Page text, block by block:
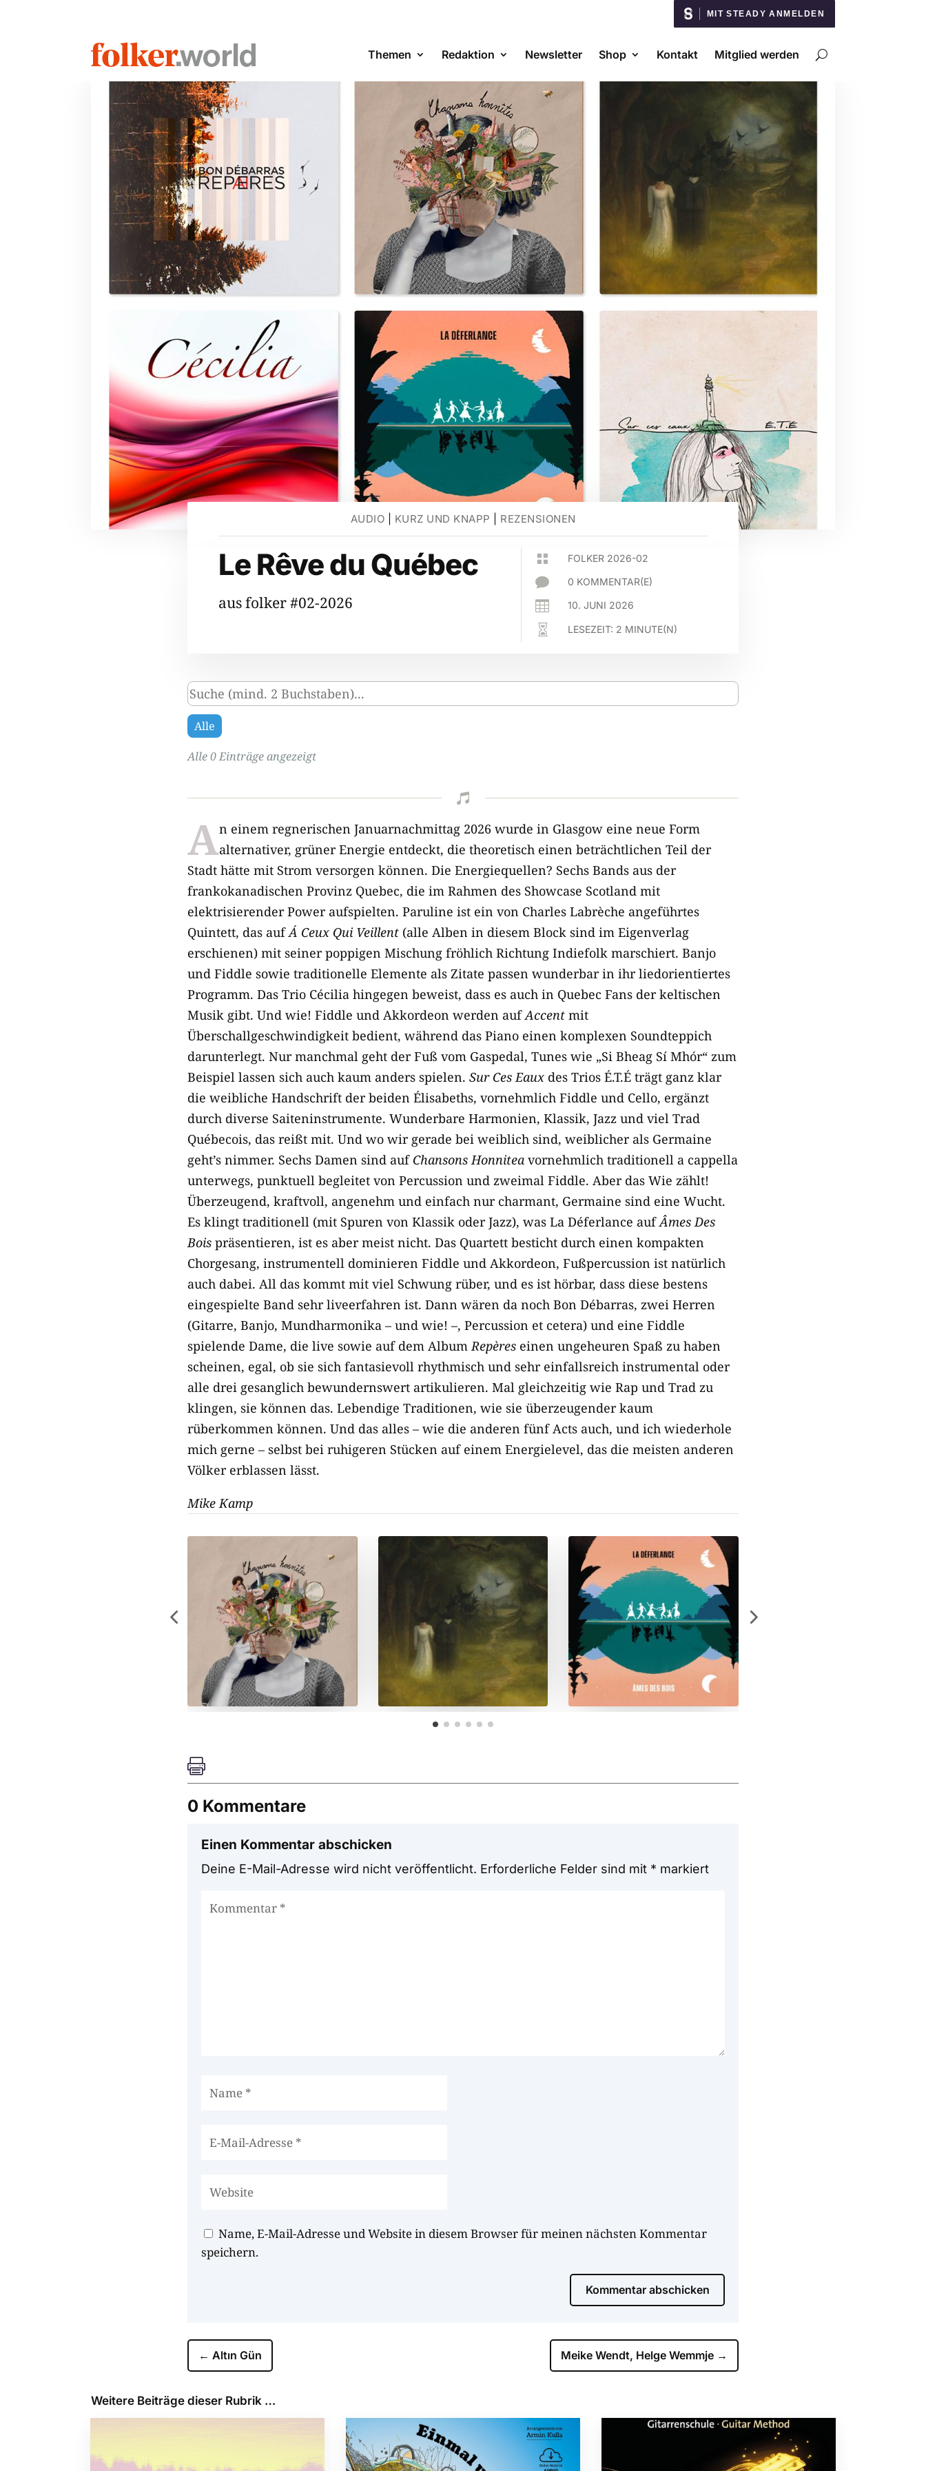
MIT STEADY ANMELDEN
Themen Redaktion Newsletter Shop Kontakt Mitglied werden
AUDIO KURZ UND KNAPP REZENSIONEN
Le Rêve du Québec
aus folker #02-2026
 FOLKER 2026-02
 0 KOMMENTAR(E)
 10. JUNI 2026
 LESEZEIT: 2 MINUTE(N)
Alle
Alle 0 Einträge angezeigt

An einem regnerischen Januarnachmittag 2026 wurde in Glasgow eine neue Form
alternativer, grüner Energie entdeckt, die theoretisch einen beträchtlichen Teil der
Stadt hätte mit Strom versorgen können. Die Energiequellen? Sechs Bands aus der
frankokanadischen Provinz Quebec, die im Rahmen des Showcase Scotland mit
elektrisierender Power aufspielten. Paruline ist ein von Charles Labrèche angeführtes
Quintett, das aufÁ Ceux Qui Veillent (alle Alben in diesem Block sind im Eigenverlag
erschienen) mit seiner poppigen Mischung fröhlich Richtung Indiefolk marschiert. Banjo
und Fiddle sowie traditionelle Elemente als Zitate passen wunderbar in ihr liedorientiertes
Programm. Das Trio ­Cécilia hingegen beweist, dass es auch in Quebec Fans der keltischen
Musik gibt. Und wie! Fiddle und Akkordeon werden aufAccent mit
Überschallgeschwindigkeit bedient, während das Piano einen komplexen Soundteppich
darunterlegt. Nur manchmal geht der Fuß vom Gaspedal, Tunes wie „Si Bheag Sí Mhór“ zum
Beispiel lassen sich auch kaum anders spielen. Sur Ces Eaux des Trios É.T.É trägt ganz klar
die weibliche Handschrift der beiden Élisabeths, vornehmlich Fiddle und Cello, ergänzt
durch diverse Saiteninstrumente. Wunderbare Harmonien, Klassik, Jazz und viel Trad
Québecois, das reißt mit. Und wo wir gerade bei weiblich sind, weiblicher als Germaine
geht’s nimmer. Sechs Damen sind auf Chansons Honnitea vornehmlich traditionell a cappella
unterwegs, punktuell begleitet von Percussion und zweimal Fiddle. Aber das Wie zählt!
Überzeugend, kraftvoll, angenehm und einfach nur charmant, Germaine sind eine Wucht.
Es klingt traditionell (mit Spuren von Klassik oder Jazz), was La Déferlance aufÂmes Des
Bois präsentieren, ist es aber meist nicht. Das Quartett besticht durch einen kompakten
Chorgesang, instrumentell dominieren Fiddle und Akkordeon, Fußpercussion ist natürlich
auch dabei. All das kommt mit viel Schwung rüber, und es ist hörbar, dass diese bestens
eingespielte Band sehr liveerfahren ist. Dann wären da noch Bon Débarras, zwei Herren
(Gitarre, Banjo, Mundharmonika – ­und wie! –, Percussion et cetera) und eine Fiddle
spielende Dame, die live sowie auf dem AlbumRepères einen ungeheuren Spaß zu haben
scheinen, egal, ob sie sich fantasievoll rhythmisch und sehr einfallsreich instrumental oder
alle drei gesanglich bewundernswert artikulieren. Mal gleichzeitig wie Rap und Trad zu
klingen, sie können das. Lebendige Traditionen, wie sie überzeugender kaum
rüberkommen können. Und das alles – ­wie die anderen fünf Acts auch, und ich wiederhole
mich gerne – ­selbst bei ruhigeren Stücken auf einem Energielevel, das die meisten anderen
Völker erblassen lässt.
Mike Kamp

0 Kommentare
Einen Kommentar abschicken
Deine E-Mail-Adresse wird nicht veröffentlicht. Erforderliche Felder sind mit * markiert
Name, E-Mail-Adresse und Website in diesem Browser für meinen nächsten Kommentar
speichern.
Kommentar abschicken
← Altın Gün Meike Wendt, Helge Wemmje →
Weitere Beiträge dieser Rubrik …